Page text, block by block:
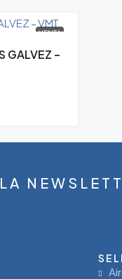
VENTA
GALVEZ –